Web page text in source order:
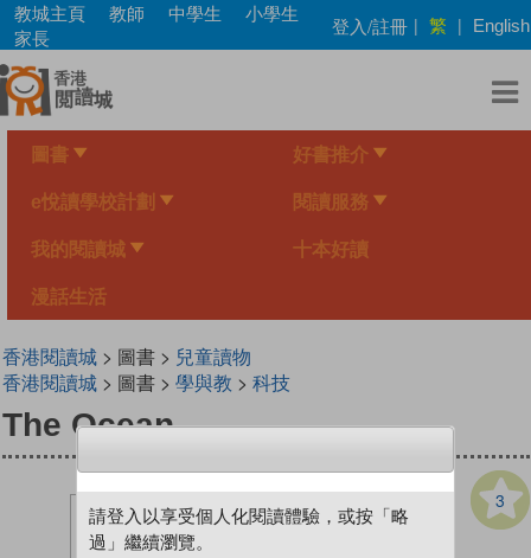
Skip
main
content
教城主頁 教師 中學生
小學生
家長
登入/註冊 | 繁 | English
圖書 好書推介
e悅讀學校計劃 閱讀服務
我的閱讀城 十本好讀
漫話生活
香港閱讀城> 圖書 > 兒童讀物
香港閱讀城> 圖書 > 學與教 > 科技
The Ocean
3
請登入以享受個人化閱讀體驗，或按「略
過」繼續瀏覽。